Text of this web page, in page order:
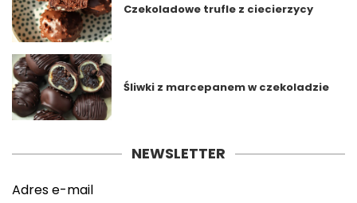
Czekoladowe trufle z ciecierzycy
Śliwki z marcepanem w czekoladzie
NEWSLETTER
Adres e-mail